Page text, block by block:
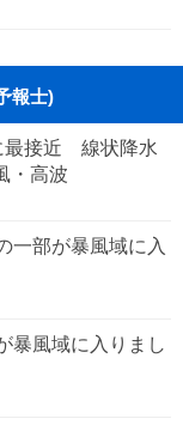
報士)
最接近 線状降水
・高波
一部が暴風域に入
暴風域に入りまし